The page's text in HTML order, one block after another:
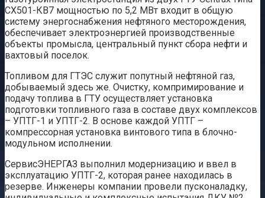
СX501-КВ7 мощностью по 5,2 МВт входит в общую
систему энергоснабжения нефтяного месторождения,
обеспечивает электроэнергией производственные
объекты промысла, центральный пункт сбора нефти и
вахтовый поселок.
Топливом для ГТЭС служит попутный нефтяной газ,
добываемый здесь же. Очистку, компримирование и
подачу топлива в ГТУ осуществляет установка
подготовки топливного газа в составе двух комплексов
– УПТГ-1 и УПТГ-2. В основе каждой УПТГ –
компрессорная установка винтового типа в блочно-
модульном исполнении.
СервисЭНЕРГАЗ выполнил модернизацию и ввел в
эксплуатацию УПТГ-2, которая ранее находилась в
резерве. Инженеры компании провели пусконаладку,